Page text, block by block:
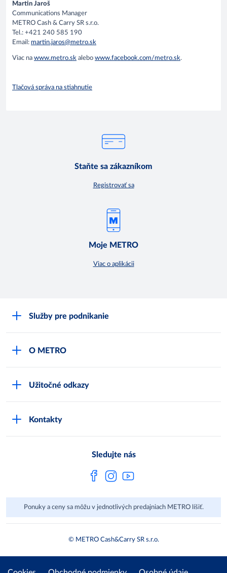
Martin Jaroš
Communications Manager
METRO Cash & Carry SR s.r.o.
Tel.: +421 240 585 190
Email: martin.jaros@metro.sk
Viac na www.metro.sk alebo www.facebook.com/metro.sk.
Tlačová správa na stiahnutie
Staňte sa zákazníkom
Registrovať sa
Moje METRO
Viac o aplikácii
Služby pre podnikanie
Track & trace
O METRO
Užitočné odkazy
Kontakty
Sledujte nás
Ponuky a ceny sa môžu v jednotlivých predajniach METRO líšiť.
© METRO Cash&Carry SR s.r.o.